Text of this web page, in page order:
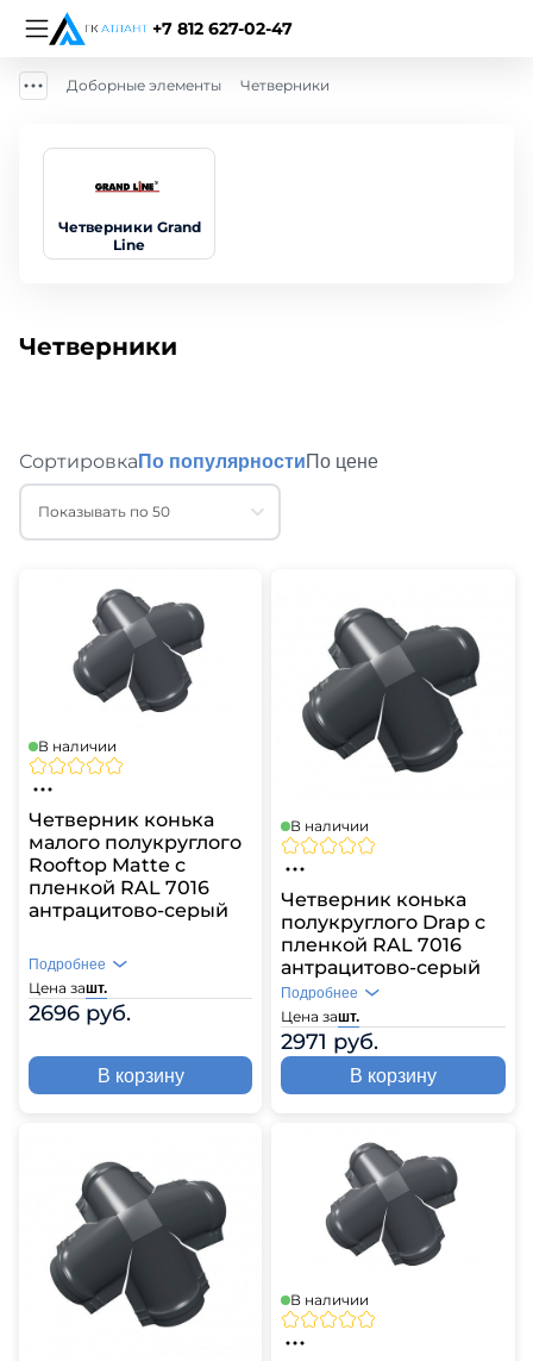
+7 812 627-02-47
Доборные элементы Четверники
Четверники Grand
Line
Четверники
Сортировка По популярностиПо цене
Показывать по 50
В наличии
Четверник конька
малого полукруглого
Rooftop Matte с
пленкой RAL 7016
антрацитово-серый
Цена зашт.
2696 руб.
Подробнее
В корзину
В наличии
Четверник конька
полукруглого Drap с
пленкой RAL 7016
антрацитово-серый
Цена зашт.
2971 руб.
Подробнее
В корзину
В наличии